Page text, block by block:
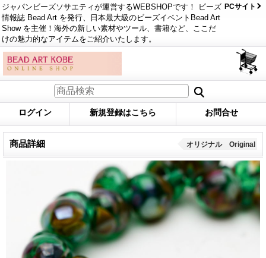
ジャパンビーズソサエティが運営するWEBSHOPです！ ビーズ
情報誌 Bead Art を発行、日本最大級のビーズイベントBead Art
Show を主催！海外の新しい素材やツール、書籍など、ここだ
けの魅力的なアイテムをご紹介いたします。
PCサイト
ログイン 新規登録はこちら お問合せ
商品詳細 オリジナル Original